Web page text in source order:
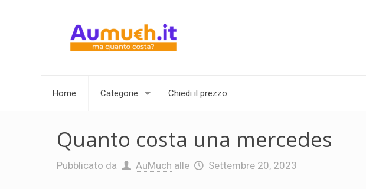
Home Categorie Chiedi il prezzo
Quanto costa una mercedes
Pubblicato da AuMuch alle Settembre 20, 2023